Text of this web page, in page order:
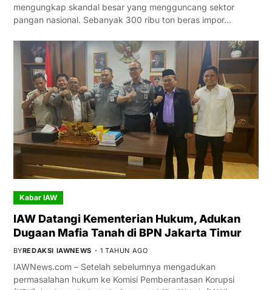
mengungkap skandal besar yang mengguncang sektor
pangan nasional. Sebanyak 300 ribu ton beras impor…
Kabar IAW
IAW Datangi Kementerian Hukum, Adukan
Dugaan Mafia Tanah di BPN Jakarta Timur
BYREDAKSI IAWNEWS 1 TAHUN AGO
IAWNews.com – Setelah sebelumnya mengadukan
permasalahan hukum ke Komisi Pemberantasan Korupsi